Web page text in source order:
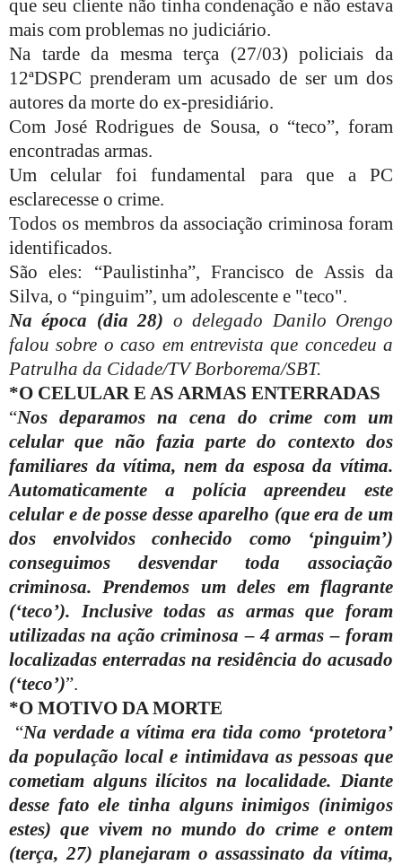
que seu cliente não tinha condenação e não estava
mais com problemas no judiciário.
Na tarde da mesma terça (27/03) policiais da
12ªDSPC prenderam um acusado de ser um dos
autores da morte do ex-presidiário.
Com José Rodrigues de Sousa, o “teco”, foram
encontradas armas.
Um celular foi fundamental para que a PC
esclarecesse o crime.
Todos os membros da associação criminosa foram
identificados.
São eles: “Paulistinha”, Francisco de Assis da
Silva, o “pinguim”, um adolescente e "teco".
Na época (dia 28) o delegado Danilo Orengo
falou sobre o caso em entrevista que concedeu a
Patrulha da Cidade/TV Borborema/SBT.
*O CELULAR E AS ARMAS ENTERRADAS
“Nos deparamos na cena do crime com um
celular que não fazia parte do contexto dos
familiares da vítima, nem da esposa da vítima.
Automaticamente a polícia apreendeu este
celular e de posse desse aparelho (que era de um
dos envolvidos conhecido como ‘pinguim’)
conseguimos desvendar toda associação
criminosa. Prendemos um deles em flagrante
(‘teco’). Inclusive todas as armas que foram
utilizadas na ação criminosa – 4 armas – foram
localizadas enterradas na residência do acusado
(‘teco’)”.
*O MOTIVO DA MORTE
“Na verdade a vítima era tida como ‘protetora’
da população local e intimidava as pessoas que
cometiam alguns ilícitos na localidade. Diante
desse fato ele tinha alguns inimigos (inimigos
estes) que vivem no mundo do crime e ontem
(terça, 27) planejaram o assassinato da vítima,